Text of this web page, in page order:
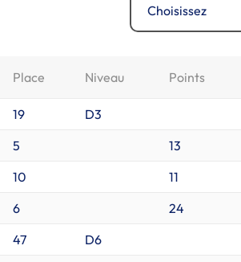
Choisissez
Place Niveau Points
19 D3
5 13
10 11
6 24
47 D6